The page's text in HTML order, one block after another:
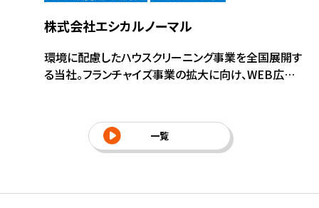
向けサ
株式会社エシカルノーマル
環境に配慮したハウスクリーニング事業を全国展開す
る当社。フランチャイズ事業の拡大に向け、WEB広告
修体制を整備。エシカル(倫理的)な思いに共感しても
らえる仲間の加盟拡大を進める基盤づくりに取り組ん
一覧